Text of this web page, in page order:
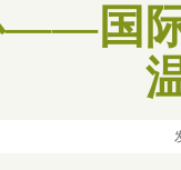
——国